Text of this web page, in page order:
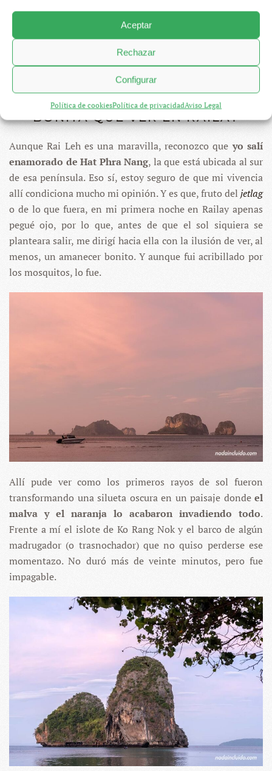
Aceptar
Rechazar
Configurar
Política de cookiesPolítica de privacidadAviso Legal
HAT PHRA NANG – LA PLAYA MÁS
BONITA QUE VER EN RAILAY
Aunque Rai Leh es una maravilla, reconozco queyo salí
enamorado de Hat Phra Nang, la que está ubicada al sur
de esa península. Eso sí, estoy seguro de que mi vivencia
allí condiciona mucho mi opinión. Y es que, fruto del jetlag
o de lo que fuera, en mi primera noche en Railay apenas
pegué ojo, por lo que, antes de que el sol siquiera se
planteara salir, me dirigí hacia ella con la ilusión de ver, al
menos, un amanecer bonito. Y aunque fui acribillado por
los mosquitos, lo fue.
Allí pude ver como los primeros rayos de sol fueron
transformando una silueta oscura en un paisaje donde el
malva y el naranja lo acabaron invadiendo todo.
Frente a mí el islote de Ko Rang Nok y el barco de algún
madrugador (o trasnochador) que no quiso perderse ese
momentazo. No duró más de veinte minutos, pero fue
impagable.